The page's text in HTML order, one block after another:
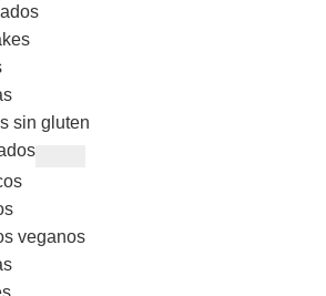
sin gluten
veganos